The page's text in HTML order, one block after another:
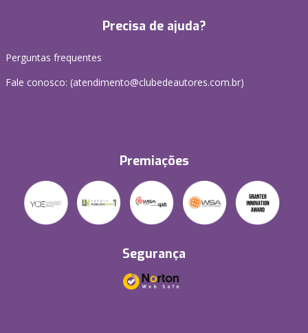
Precisa de ajuda?
Perguntas frequentes
Fale conosco: (atendimento@clubedeautores.com.br)
Premiações
Segurança